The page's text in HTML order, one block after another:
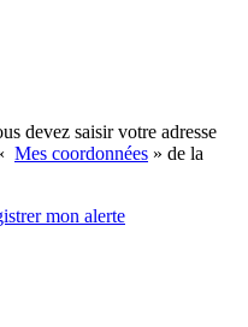
devez saisir votre adresse
Mes coordonnées » de la
mon alerte